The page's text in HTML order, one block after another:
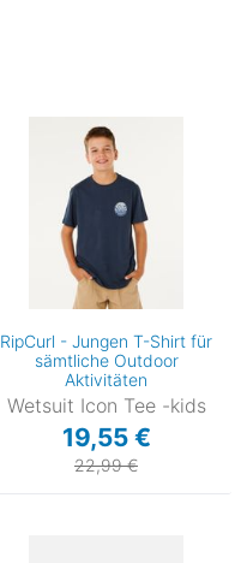
RipCurl - Jungen T-Shirt für
sämtliche Outdoor
Aktivitäten
Wetsuit Icon Tee -kids
19,55 €
22,99 €